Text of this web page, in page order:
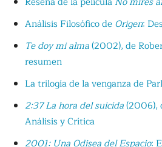
Análisis Filosófico de Origen:
Te doy mi alma(2002), de
resumen
La trilogía de la venganza de
2:37 La hora del suicida(2006),
Análisis y Crítica
2001: Una Odisea del Espacio: